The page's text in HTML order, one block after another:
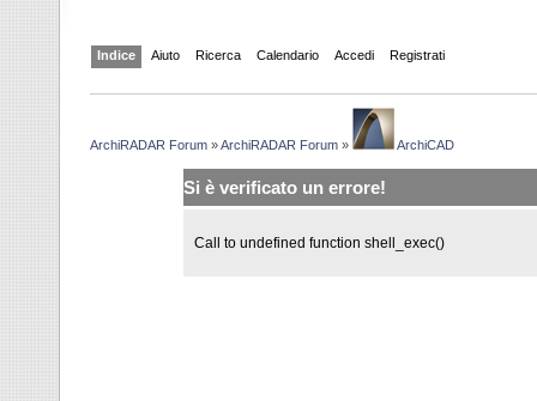
Indice Aiuto Ricerca Calendario Accedi Registrati
ArchiRADAR Forum »ArchiRADAR Forum » ArchiCAD
Si è verificato un errore!
Call to undefined function shell_exec()